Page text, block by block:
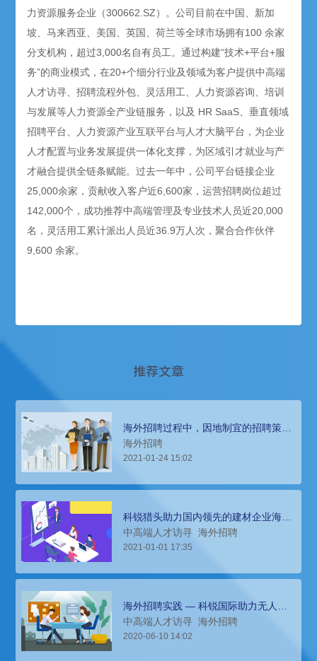
力资源服务企业（300662.SZ）。公司目前在中国、新加
坡、马来西亚、美国、英国、荷兰等全球市场拥有100 余家
分支机构，超过3,000名自有员工。通过构建“技术+平台+服
务”的商业模式，在20+个细分行业及领域为客户提供中高端
人才访寻、招聘流程外包、灵活用工、人力资源咨询、培训
与发展等人力资源全产业链服务，以及 HR SaaS、垂直领域
招聘平台、人力资源产业互联平台与人才大脑平台，为企业
人才配置与业务发展提供一体化支撑，为区域引才就业与产
才融合提供全链条赋能。过去一年中，公司平台链接企业
25,000余家，贡献收入客户近6,600家，运营招聘岗位超过
142,000个，成功推荐中高端管理及专业技术人员近20,000
名，灵活用工累计派出人员近36.9万人次，聚合合作伙伴
9,600 余家。
推荐文章
海外招聘过程中，因地制宜的招聘策略
是关键
海外招聘
2021-01-24 15:02
科锐猎头助力国内领先的建材企业海外
招聘人才，推动业务发展
中高端人才访寻 海外招聘
2021-01-01 17:35
海外招聘实践 — 科锐国际助力无人机
生产商打造高清航拍世界
中高端人才访寻 海外招聘
2020-06-10 14:02